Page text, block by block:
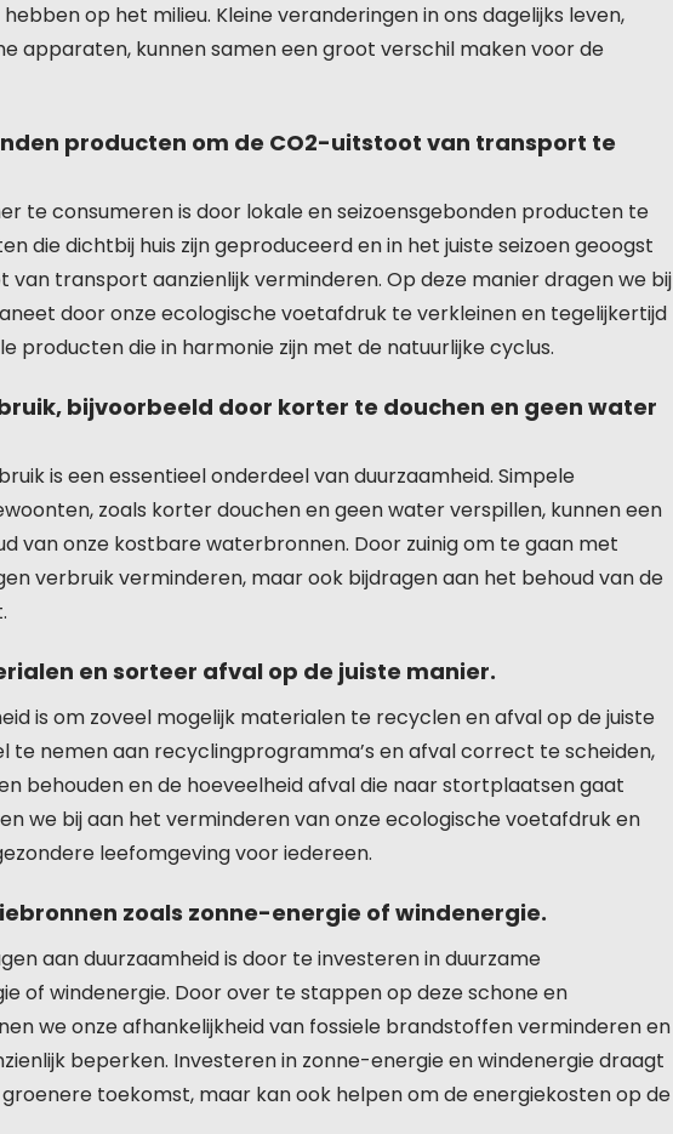
op het milieu. Kleine veranderingen in ons dagelijks leven,
apparaten, kunnen samen een groot verschil maken voor de
producten om de CO2-uitstoot van transport te
te consumeren is door lokale en seizoensgebonden producten te
die dichtbij huis zijn geproduceerd en in het juiste seizoen geoogst
van transport aanzienlijk verminderen. Op deze manier dragen we bij
door onze ecologische voetafdruk te verkleinen en tegelijkertijd
producten die in harmonie zijn met de natuurlijke cyclus.
bijvoorbeeld door korter te douchen en geen water
is een essentieel onderdeel van duurzaamheid. Simpele
zoals korter douchen en geen water verspillen, kunnen een
van onze kostbare waterbronnen. Door zuinig om te gaan met
verbruik verminderen, maar ook bijdragen aan het behoud van de
en sorteer afval op de juiste manier.
is om zoveel mogelijk materialen te recyclen en afval op de juiste
te nemen aan recyclingprogramma’s en afval correct te scheiden,
behouden en de hoeveelheid afval die naar stortplaatsen gaat
we bij aan het verminderen van onze ecologische voetafdruk en
leefomgeving voor iedereen.
zoals zonne-energie of windenergie.
aan duurzaamheid is door te investeren in duurzame
of windenergie. Door over te stappen op deze schone en
we onze afhankelijkheid van fossiele brandstoffen verminderen en
beperken. Investeren in zonne-energie en windenergie draagt
toekomst, maar kan ook helpen om de energiekosten op de